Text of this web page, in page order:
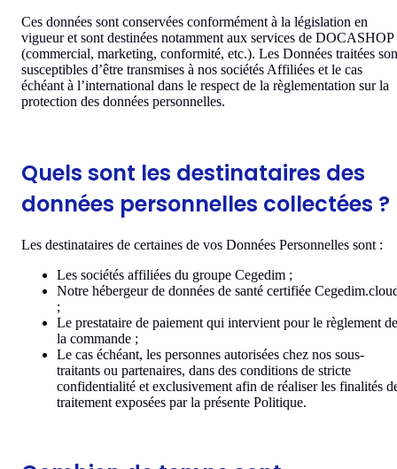
Ces données sont conservées conformément à la législation en
vigueur et sont destinées notamment aux services de DOCASHOP
(commercial, marketing, conformité, etc.). Les Données traitées
susceptibles d’être transmises à nos sociétés Affiliées et le cas
échéant à l’international dans le respect de la règlementation sur la
protection des données personnelles.
Quels sont les destinataires des
données personnelles collectées ?
Les destinataires de certaines de vos Données Personnelles sont :
Les sociétés affiliées du groupe Cegedim ;
Notre hébergeur de données de santé certifiée
;
Le prestataire de paiement qui intervient pour le règlement de
la commande ;
Le cas échéant, les personnes autorisées chez nos sous-
traitants ou partenaires, dans des conditions de stricte
confidentialité et exclusivement afin de réaliser les finalités
traitement exposées par la présente Politique.